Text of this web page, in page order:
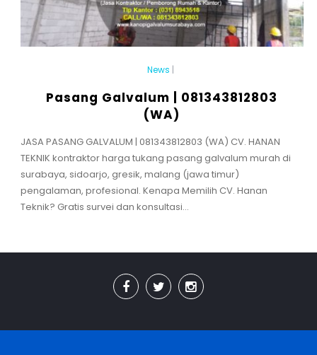
News |
Pasang Galvalum | 081343812803
(WA)
JASA PASANG GALVALUM | 081343812803 (WA) CV. HANAN
TEKNIK kontraktor harga tukang pasang galvalum murah di
surabaya, sidoarjo, gresik, malang (jawa timur)
pengalaman, profesional. Kenapa Memilih CV. Hanan
Teknik? Gratis survei dan konsultasi...